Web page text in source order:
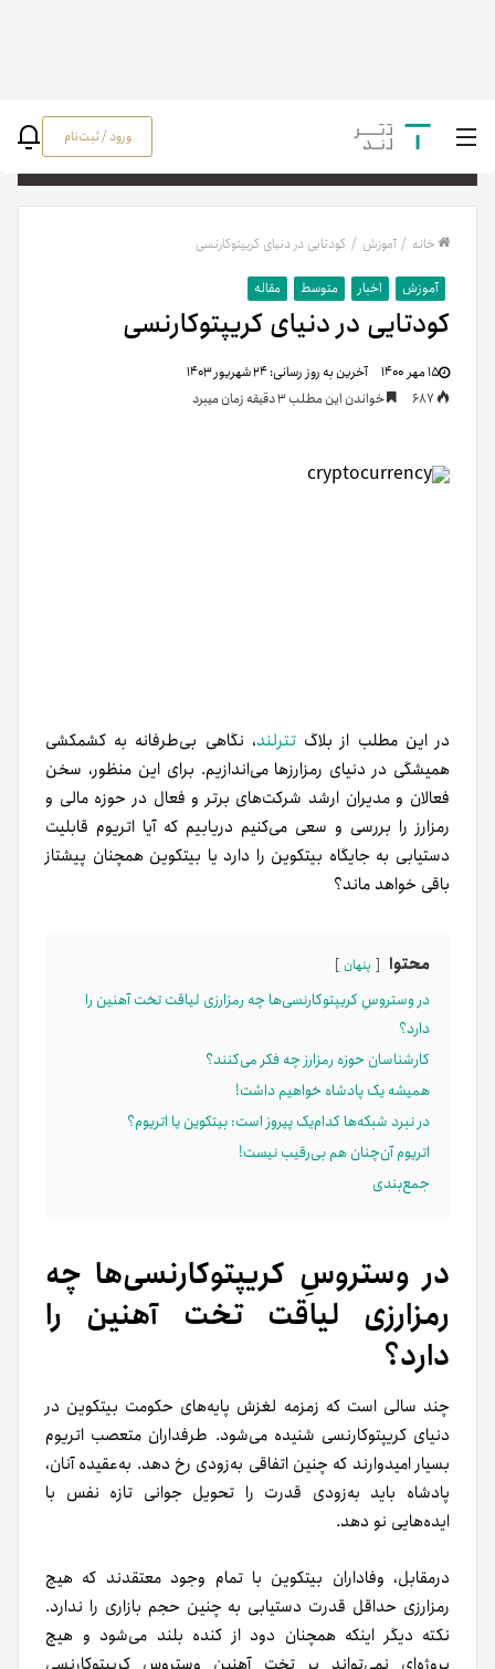
ورود / ثبت‌نام
خانه / آموزش / کودتایی در دنیای کریپتوکارنسی
آموزش اخبار متوسط مقاله
کودتایی در دنیای کریپتوکارنسی
۱۵ مهر ۱۴۰۰ آخرین به روز رسانی:۲۴ شهریور ۱۴۰۳
خواندن این مطلب 3 دقیقه زمان میبرد
در این مطلب از بلاگتترلند، نگاهی بی‌طرفانه به کشمکشی
همیشگی در دنیای رمزارزها می‌اندازیم. برای این منظور، سخن
فعالان و مدیران ارشد شرکت‌های برتر و فعال در حوزه مالی و
رمزارز را بررسی و سعی می‌کنیم دریابیم که آیا اتریوم قابلیت
دستیابی به جایگاه بیتکوین را دارد یا بیتکوین همچنان پیشتاز
باقی خواهد ماند؟
محتوا پنهان
در وستروسِ کریپتوکارنسی‌ها چه رمزارزی لیاقت تخت آهنین را
دارد؟
کارشناسان حوزه رمزارز چه فکر می‌کنند؟
همیشه یک پادشاه خواهیم داشت!
در نبرد شبکه‌ها کدام‌یک پیروز است: بیتکوین یا اتریوم؟
اتریوم آن‌چنان هم بی‌رقیب نیست!
جمع‌بندی
در وستروسِ کریپتوکارنسی‌ها چه
رمزارزی لیاقت تخت آهنین را
دارد؟
چند سالی است که زمزمه لغزش پایه‌های حکومت بیتکوین در
دنیای کریپتوکارنسی شنیده می‌شود. طرفداران متعصب اتریوم
بسیار امیدوارند که چنین اتفاقی به‌زودی رخ دهد. به‌عقیده آنان،
پادشاه باید به‌زودی قدرت را تحویل جوانی تازه نفس با
ایده‌هایی نو دهد.
درمقابل، وفاداران بیتکوین با تمام وجود معتقدند که هیچ
رمزارزی حداقل قدرت دستیابی به چنین حجم‌ بازاری را ندارد.
نکته دیگر اینکه همچنان دود از کنده بلند می‌شود و هیچ